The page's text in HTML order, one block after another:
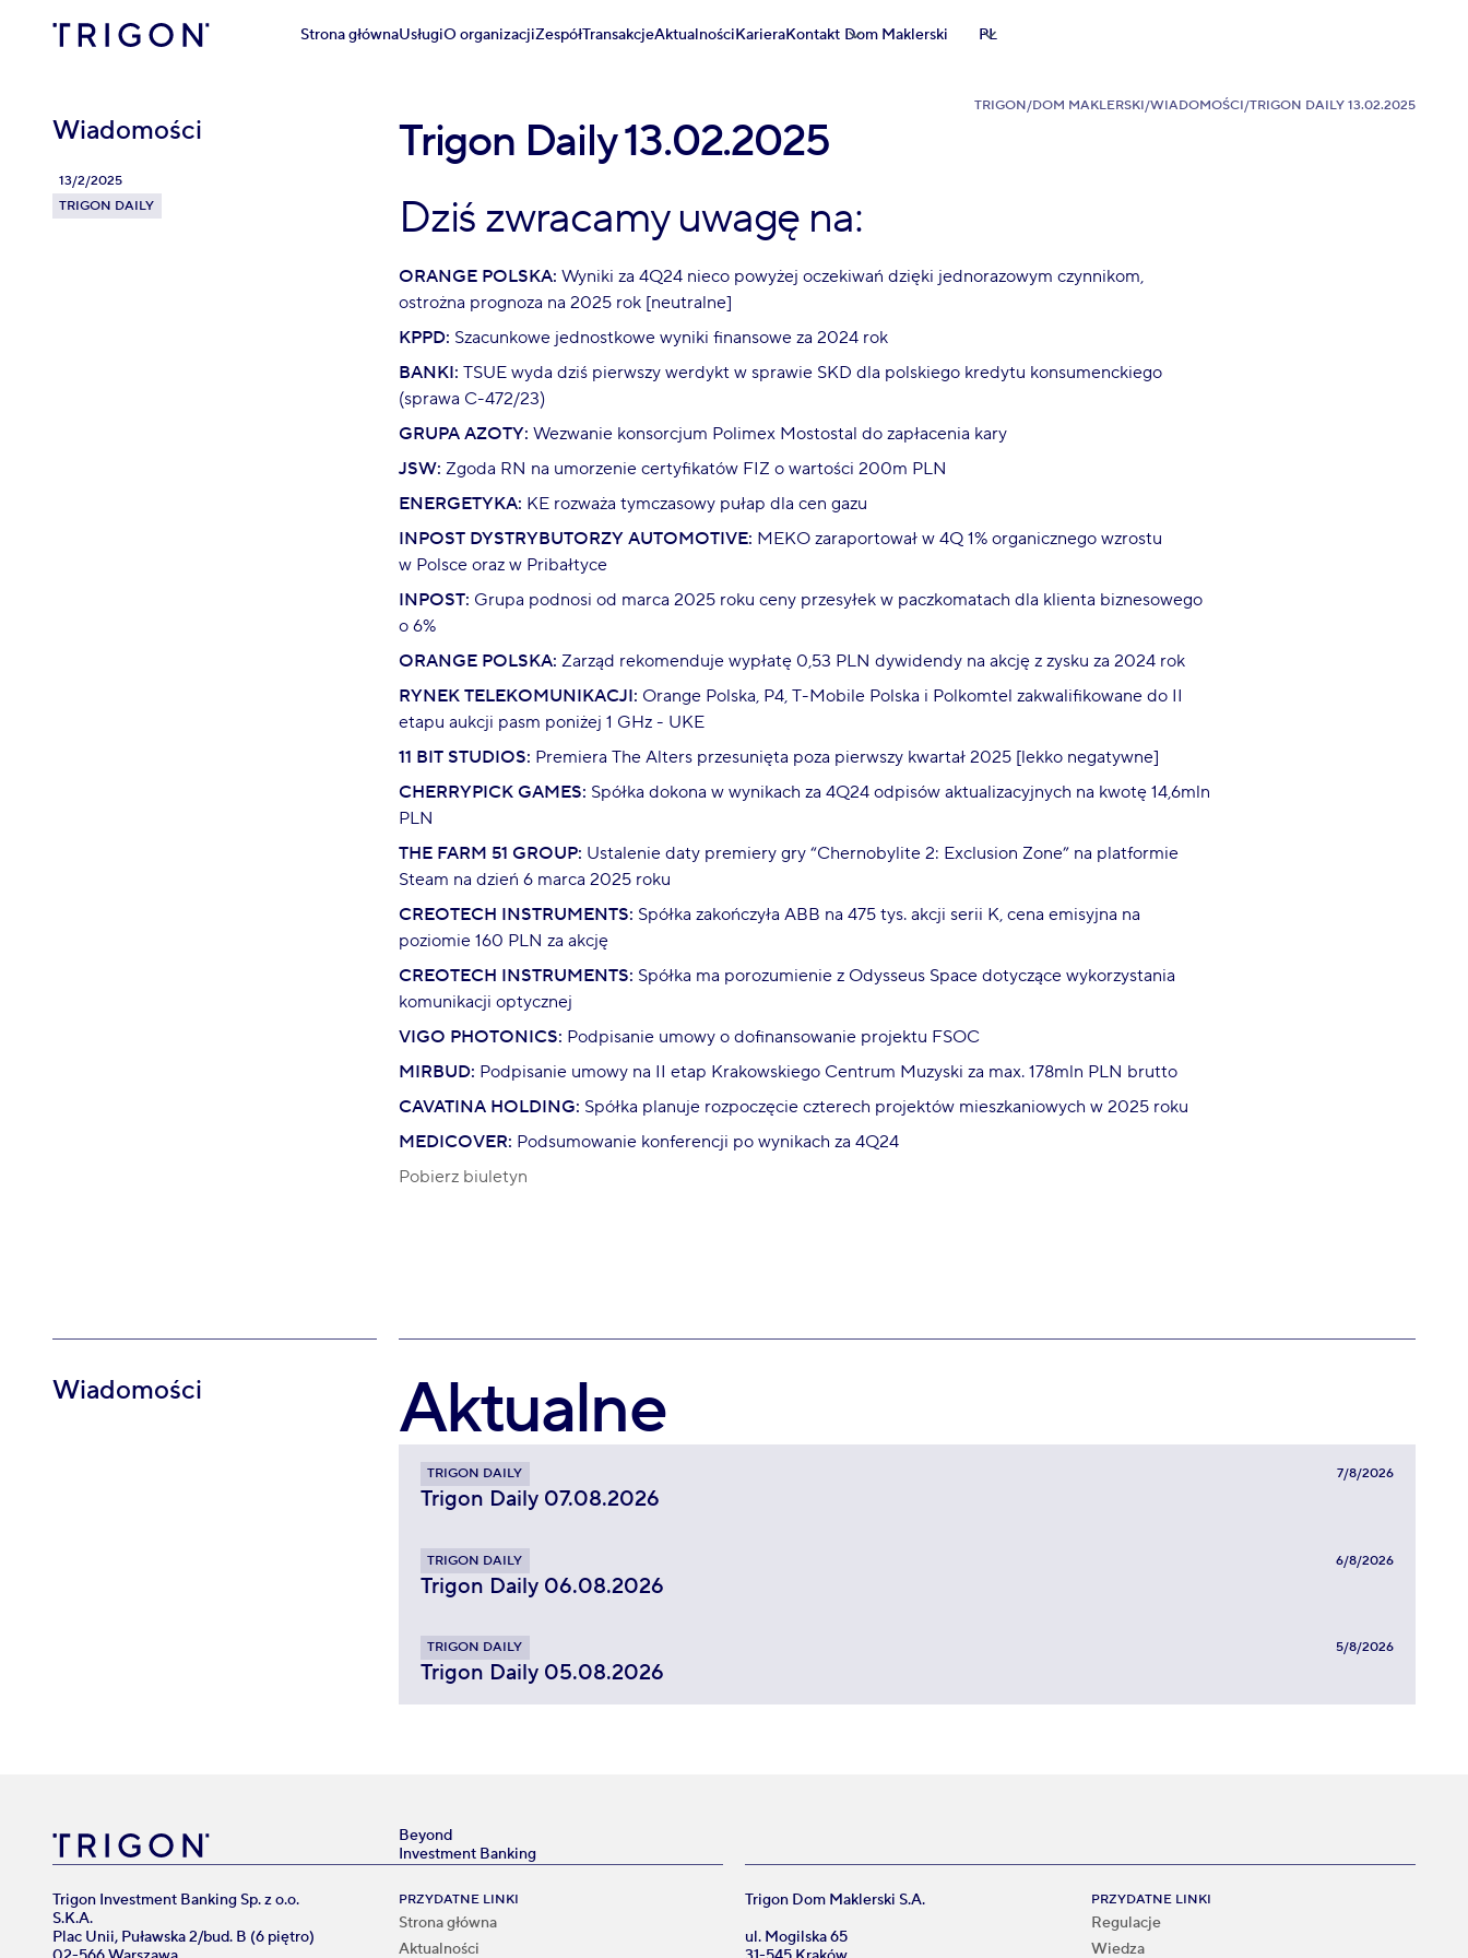
Strona głównaUsługiO organizacjiZespółTransakcjeAktualnościKarieraKontakt Dom Maklerski PL
TRIGON/DOM MAKLERSKI/WIADOMOŚCI/TRIGON DAILY 13.02.2025
Wiadomości Trigon Daily 13.02.2025
13/2/2025
TRIGON DAILY
Dziś zwracamy uwagę na:
ORANGE POLSKA: Wyniki za 4Q24 nieco powyżej oczekiwań dzięki jednorazowym czynnikom,
ostrożna prognoza na 2025 rok [neutralne]
KPPD: Szacunkowe jednostkowe wyniki finansowe za 2024 rok
BANKI: TSUE wyda dziś pierwszy werdykt w sprawie SKD dla polskiego kredytu konsumenckiego
(sprawa C-472/23)
GRUPA AZOTY: Wezwanie konsorcjum Polimex Mostostal do zapłacenia kary
JSW: Zgoda RN na umorzenie certyfikatów FIZ o wartości 200m PLN
ENERGETYKA: KE rozważa tymczasowy pułap dla cen gazu
INPOST DYSTRYBUTORZY AUTOMOTIVE: MEKO zaraportował w 4Q 1% organicznego wzrostu
w Polsce oraz w Pribałtyce
INPOST: Grupa podnosi od marca 2025 roku ceny przesyłek w paczkomatach dla klienta biznesowego
o 6%
ORANGE POLSKA: Zarząd rekomenduje wypłatę 0,53 PLN dywidendy na akcję z zysku za 2024 rok
RYNEK TELEKOMUNIKACJI: Orange Polska, P4, T-Mobile Polska i Polkomtel zakwalifikowane do II
etapu aukcji pasm poniżej 1 GHz - UKE
11 BIT STUDIOS: Premiera The Alters przesunięta poza pierwszy kwartał 2025 [lekko negatywne]
CHERRYPICK GAMES: Spółka dokona w wynikach za 4Q24 odpisów aktualizacyjnych na kwotę 14,6mln
PLN
THE FARM 51 GROUP: Ustalenie daty premiery gry “Chernobylite 2: Exclusion Zone” na platformie
Steam na dzień 6 marca 2025 roku
CREOTECH INSTRUMENTS: Spółka zakończyła ABB na 475 tys. akcji serii K, cena emisyjna na
poziomie 160 PLN za akcję
CREOTECH INSTRUMENTS: Spółka ma porozumienie z Odysseus Space dotyczące wykorzystania
komunikacji optycznej
VIGO PHOTONICS: Podpisanie umowy o dofinansowanie projektu FSOC
MIRBUD: Podpisanie umowy na II etap Krakowskiego Centrum Muzyski za max. 178mln PLN brutto
CAVATINA HOLDING: Spółka planuje rozpoczęcie czterech projektów mieszkaniowych w 2025 roku
MEDICOVER: Podsumowanie konferencji po wynikach za 4Q24
Pobierz biuletyn
Wiadomości Aktualne
TRIGON DAILY 7/8/2026
Trigon Daily 07.08.2026
TRIGON DAILY 6/8/2026
Trigon Daily 06.08.2026
TRIGON DAILY 5/8/2026
Trigon Daily 05.08.2026
Beyond
Investment Banking
Trigon Investment Banking Sp. z o.o.
S.K.A.
Plac Unii, Puławska 2/bud. B (6 piętro)
PRZYDATNE LINKI
Strona główna
Aktualności
Trigon Dom Maklerski S.A.
ul. Mogilska 65
PRZYDATNE LINKI
Regulacje
Wiedza